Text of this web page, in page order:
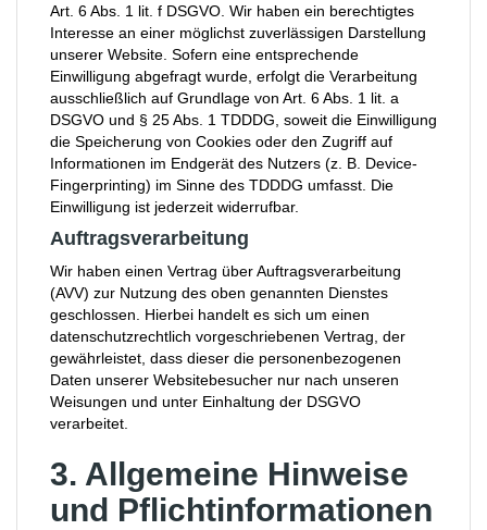
Art. 6 Abs. 1 lit. f DSGVO. Wir haben ein berechtigtes
Interesse an einer möglichst zuverlässigen Darstellung
unserer Website. Sofern eine entsprechende
Einwilligung abgefragt wurde, erfolgt die Verarbeitung
ausschließlich auf Grundlage von Art. 6 Abs. 1 lit. a
DSGVO und § 25 Abs. 1 TDDDG, soweit die Einwilligung
die Speicherung von Cookies oder den Zugriff auf
Informationen im Endgerät des Nutzers (z. B. Device-
Fingerprinting) im Sinne des TDDDG umfasst. Die
Einwilligung ist jederzeit widerrufbar.
Auftragsverarbeitung
Wir haben einen Vertrag über Auftragsverarbeitung
(AVV) zur Nutzung des oben genannten Dienstes
geschlossen. Hierbei handelt es sich um einen
datenschutzrechtlich vorgeschriebenen Vertrag, der
gewährleistet, dass dieser die personenbezogenen
Daten unserer Websitebesucher nur nach unseren
Weisungen und unter Einhaltung der DSGVO
verarbeitet.
3. Allgemeine Hinweise
und Pflicht­informationen